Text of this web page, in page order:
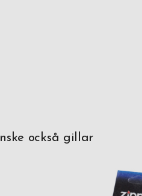
också gillar